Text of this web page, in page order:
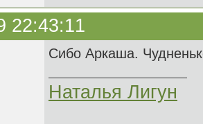
22:43:11
Сибо Аркаша.
Наталья Лигун